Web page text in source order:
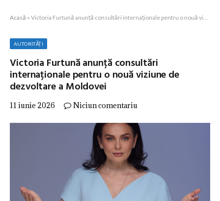
Acasă » Victoria Furtună anunță consultări internaționale pentru o nouă viziune de dezvoltare a Moldovei
AUTORITĂȚI
Victoria Furtună anunță consultări
internaționale pentru o nouă viziune de
dezvoltare a Moldovei
11 iunie 2026 Niciun comentariu